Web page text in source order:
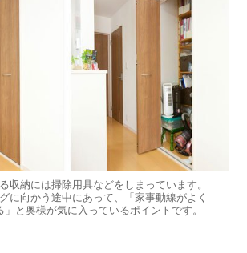
収納には掃除用具などをしまっています。
に向かう途中にあって、「家事動線がよく
と奥様が気に入っているポイントです。